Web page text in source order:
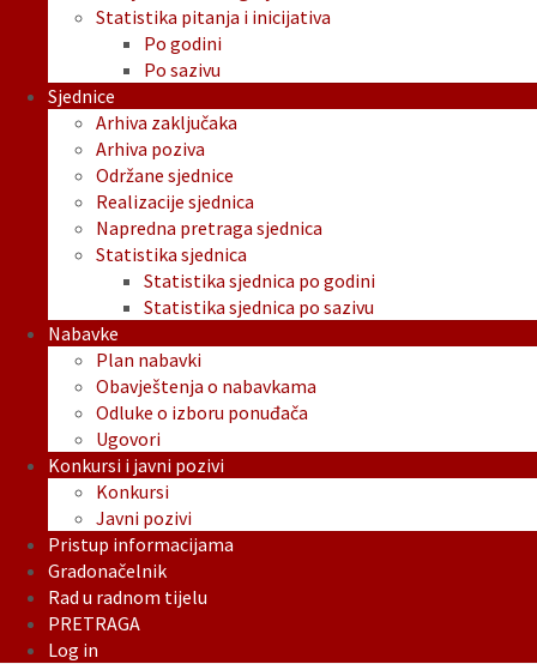
Statistika pitanja i inicijativa
Po godini
Po sazivu
Sjednice
Arhiva zaključaka
Arhiva poziva
Održane sjednice
Realizacije sjednica
Napredna pretraga sjednica
Statistika sjednica
Statistika sjednica po godini
Statistika sjednica po sazivu
Nabavke
Plan nabavki
Obavještenja o nabavkama
Odluke o izboru ponuđača
Ugovori
Konkursi i javni pozivi
Konkursi
Javni pozivi
Pristup informacijama
Gradonačelnik
Rad u radnom tijelu
PRETRAGA
Log in